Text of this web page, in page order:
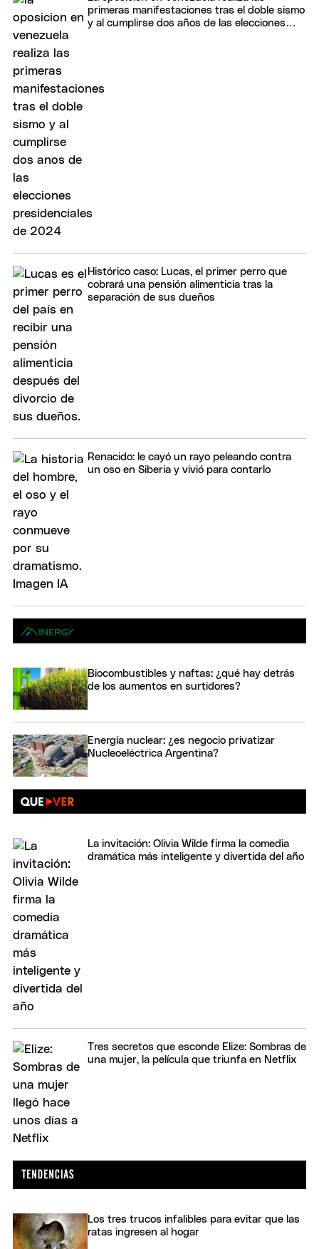
primeras manifestaciones tras el doble sismo
y al cumplirse dos años de las elecciones
Histórico caso: Lucas, el primer perro que
cobrará una pensión alimenticia tras la
separación de sus dueños
Renacido: le cayó un rayo peleando contra
un oso en Siberia y vivió para contarlo
Biocombustibles y naftas: ¿qué hay detrás
de los aumentos en surtidores?
Energía nuclear: ¿es negocio privatizar
Nucleoeléctrica Argentina?
La invitación: Olivia Wilde firma la comedia
dramática más inteligente y divertida del año
Tres secretos que esconde Elize: Sombras de
una mujer, la película que triunfa en Netflix
Los tres trucos infalibles para evitar que las
ratas ingresen al hogar